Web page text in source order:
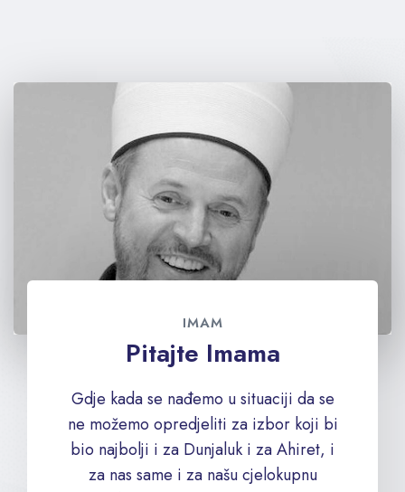
IMAM
Pitajte Imama
Gdje kada se nađemo u situaciji da se
ne možemo opredjeliti za izbor koji bi
bio najbolji i za Dunjaluk i za Ahiret, i
za nas same i za našu cjelokupnu